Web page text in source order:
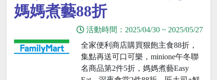
媽媽煮藝88折
活動時間： 2025/04/30 ~ 2025/05/27
全家便利商店購買狠飽主食88折，
集點再送可口可樂，minione午冬聯
名商品第2件5折，媽媽煮藝Easy